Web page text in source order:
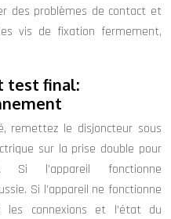
des problèmes de contact et
vis de fixation fermement,
test final:
remettez le disjoncteur sous
sur la prise double pour
Si l’appareil fonctionne
Si l’appareil ne fonctionne
les connexions et l’état du